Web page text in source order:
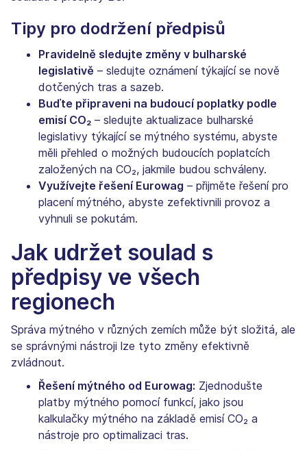
Tipy pro dodržení předpisů
Pravidelně sledujte změny v bulharské
legislativě – sledujte oznámení týkající se nově
dotčených tras a sazeb.
Buďte připraveni na budoucí poplatky podle
emisí CO₂ – sledujte aktualizace bulharské
legislativy týkající se mýtného systému, abyste
měli přehled o možných budoucích poplatcích
založených na CO₂, jakmile budou schváleny.
Využívejte řešení Eurowag – přijměte řešení pro
placení mýtného, abyste zefektivnili provoz a
vyhnuli se pokutám.
Jak udržet soulad s
předpisy ve všech
regionech
Správa mýtného v různých zemích může být složitá, ale
se správnými nástroji lze tyto změny efektivně
zvládnout.
Řešení mýtného od Eurowag: Zjednodušte
platby mýtného pomocí funkcí, jako jsou
kalkulačky mýtného na základě emisí CO₂ a
nástroje pro optimalizaci tras.